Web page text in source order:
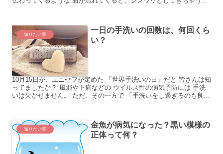
知りたい事
一日の手洗いの回数は、何回くら
い？
10月15日が、ユニセフが定めた 「世界手洗いの日」だと 皆さんは知
ってましたか？ 風邪や下痢などの ウイルス性の病気予防には 手洗
いは欠かせません。 ただ、その一方で 「手洗いをし過ぎるのも良く
知りたい事
金魚が病気になった？黒い模様の
正体って何？